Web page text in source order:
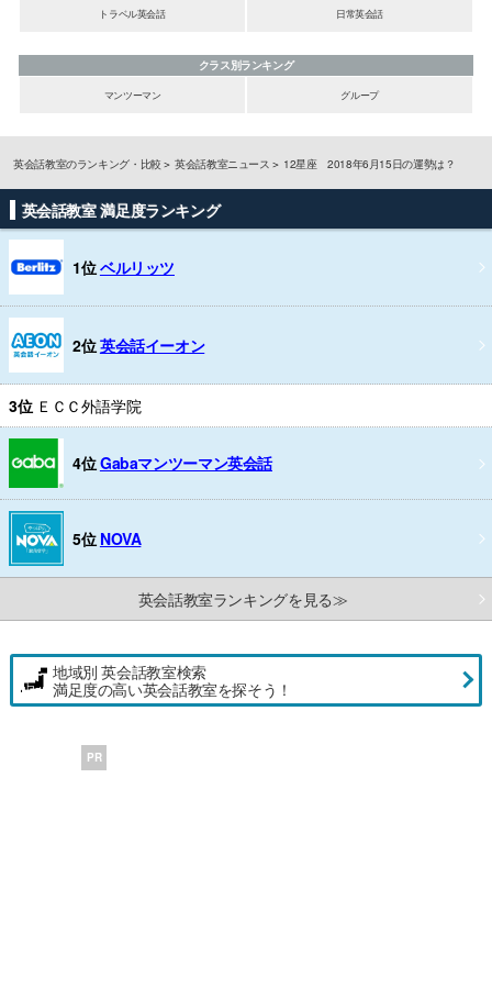
トラベル英会話 日常英会話
クラス別ランキング
マンツーマン
グループ
英会話教室のランキング・比較 英会話教室ニュース 12星座 2018年6月15日の運勢は？
英会話教室 満足度ランキング
1位ベルリッツ
2位英会話イーオン
3位 ＥＣＣ外語学院
4位Gabaマンツーマン英会話
5位 NOVA
英会話教室ランキングを見る≫
地域別 英会話教室検索
満足度の高い英会話教室を探そう！
PR